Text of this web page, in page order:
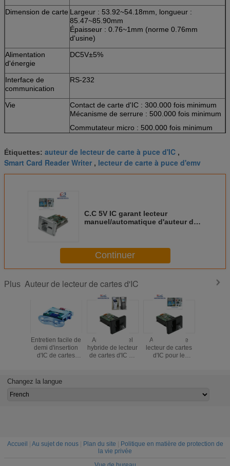
Dimension de carte Largeur : 53.92~54.18mm, longueur :
85.47~85.90mm
Épaisseur : 0.76~1mm (norme 0.76mm
d'usine)
Alimentation
d'énergie
DC5V±5%
Interface de
communication
RS-232
Vie
Contact de carte d'IC : 300.000 fois minimum
Mécanisme de serrure : 500.000 fois minimum
Commutateur micro : 500.000 fois minimum
seulement)
Opération : 0℃~50℃/0 | Rhésus de 90% (non
Au sujet de 240g
Étiquettes: auteur de lecteur de carte à puce d'IC ,
Smart Card Reader Writer , lecteur de carte à puce d'emv
C.C 5V IC garant lecteur
manuel/automatique d'auteur de
Continuer
Plus Auteur de lecteur de cartes d'IC
Entretien facile de
demi d'insertion
d'IC de cartes
fente/machine de
jeu
Auteur manuel
hybride de lecteur
de cartes d'IC de
Auteur futé de
lecteur de cartes
d'IC pour le
Changez la langue
Accueil Au sujet de nous| Plan du site
Politique en matière de protection de
la vie privée